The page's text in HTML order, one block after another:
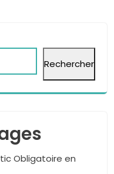
Rechercher
Obligatoire en